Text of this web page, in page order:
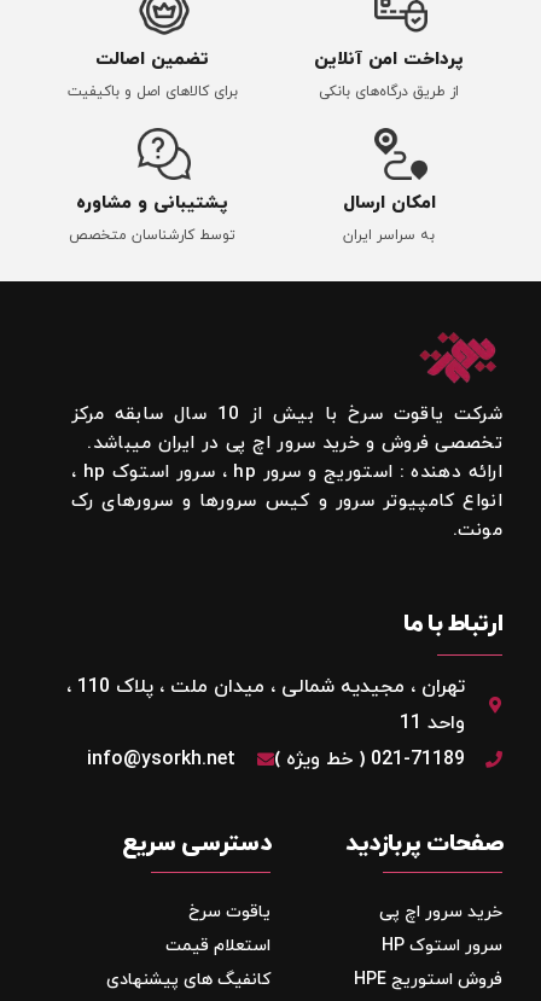
پرداخت امن آنلاین
از طریق درگاه‌های بانکی
تضمین اصالت
برای کالاهای اصل و باکیفیت
امکان ارسال
به سراسر ایران
پشتیبانی و مشاوره
توسط کارشناسان متخصص
شرکت یاقوت سرخ با بیش از 10 سال سابقه مرکز
تخصصی فروش و خرید سرور اچ پی در ایران میباشد.
ارائه دهنده : استوریج و سرور hp ، سرور استوک hp ،
انواع کامپیوتر سرور و کیس سرورها و سرورهای رک
مونت.
ارتباط با ما
تهران ، مجیدیه شمالی ، میدان ملت ، پلاک 110 ،
واحد 11
021-71189 ( خط ویژه )
info@ysorkh.net
صفحات پربازدید
خرید سرور اچ پی
سرور استوک HP
فروش استوریج‌ HPE
دسترسی سریع
یاقوت سرخ
استعلام قیمت
کانفیگ های پیشنهادی